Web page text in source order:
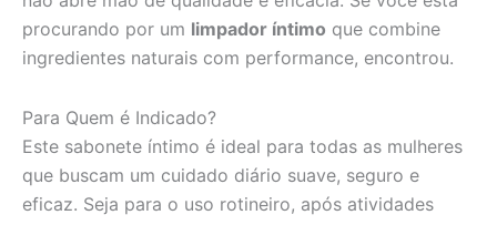
procurando por um limpador íntimo que combine
ingredientes naturais com performance, encontrou.
Para Quem é Indicado?
Este sabonete íntimo é ideal para todas as mulheres
que buscam um cuidado diário suave, seguro e
eficaz. Seja para o uso rotineiro, após atividades